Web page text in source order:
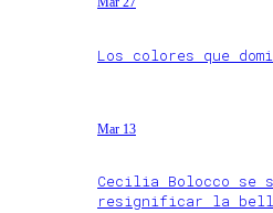
Los colores que
Mar 13
Cecilia Bolocco se
resignificar la